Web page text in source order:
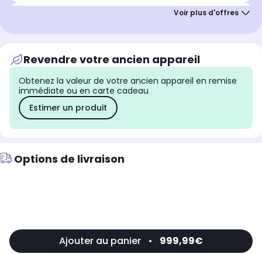
Revendre votre ancien appareil
Obtenez la valeur de votre ancien appareil en remise
immédiate ou en carte cadeau
Estimer un produit
Options de livraison
Ajouter au panier • 999,99€